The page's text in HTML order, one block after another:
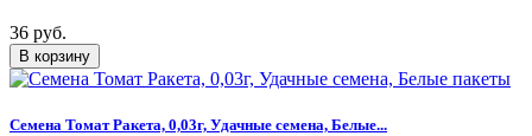
36 руб.
Семена Томат Ракета, 0,03г, Удачные семена, Белые...